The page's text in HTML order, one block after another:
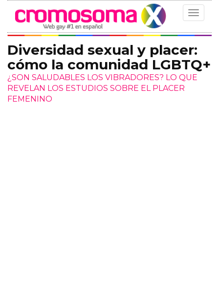
Toggle
Diversidad sexual y placer:
cómo la comunidad LGBTQ+
¿SON SALUDABLES LOS VIBRADORES? LO QUE
REVELAN LOS ESTUDIOS SOBRE EL PLACER
FEMENINO